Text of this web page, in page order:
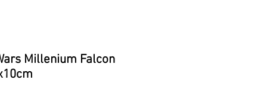
Millenium Falcon